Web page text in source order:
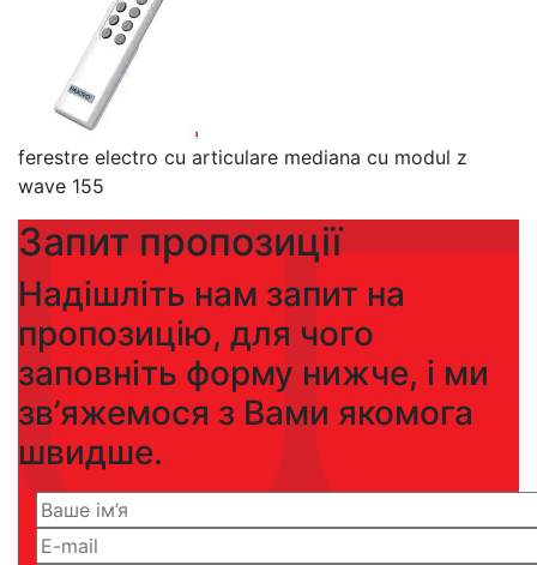
ferestre electro cu articulare mediana cu modul z
wave 155
Запит пропозиції
Надішліть нам запит на
пропозицію, для чого
заповніть форму нижче, і ми
зв’яжемося з Вами якомога
швидше.